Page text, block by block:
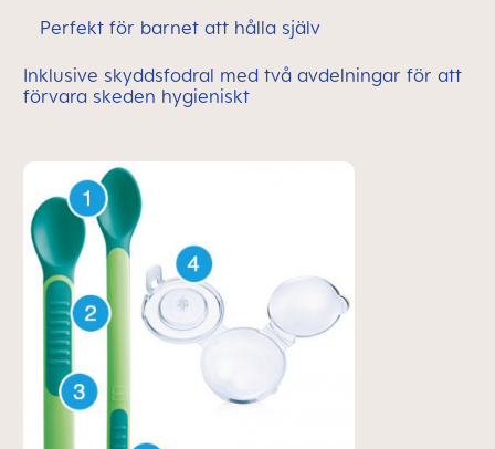
Perfekt för barnet att hålla själv
Inklusive skyddsfodral med två avdelningar för att
förvara skeden hygieniskt